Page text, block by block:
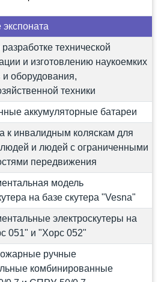
технической
и изготовлению наукоемких
и оборудования,
техники
аккумуляторные батареи
к инвалидным коляскам для
и людей с ограниченными
передвижения
модель
на базе скутера "Vesna"
электроскутеры на
051" и "Хорс 052"
ручные
комбинированные